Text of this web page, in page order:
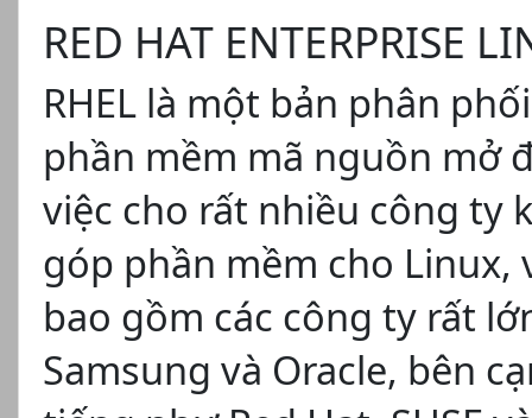
RED HAT ENTERPRISE
RHEL là một bản phân
phần mềm mã nguồn mở
việc cho rất nhiều công ty
góp phần mềm cho Linux,
bao gồm các công ty rất
Samsung và Oracle, bên